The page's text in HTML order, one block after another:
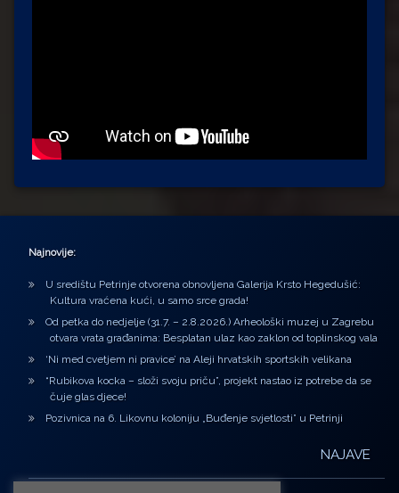
Najnovije:
U središtu Petrinje otvorena obnovljena Galerija Krsto Hegedušić:
Kultura vraćena kući, u samo srce grada!
Od petka do nedjelje (31.7. – 2.8.2026.) Arheološki muzej u Zagrebu
otvara vrata građanima: Besplatan ulaz kao zaklon od toplinskog vala
‘Ni med cvetjem ni pravice’ na Aleji hrvatskih sportskih velikana
“Rubikova kocka – složi svoju priču”, projekt nastao iz potrebe da se
čuje glas djece!
Pozivnica na 6. Likovnu koloniju „Buđenje svjetlosti” u Petrinji
NAJAVE